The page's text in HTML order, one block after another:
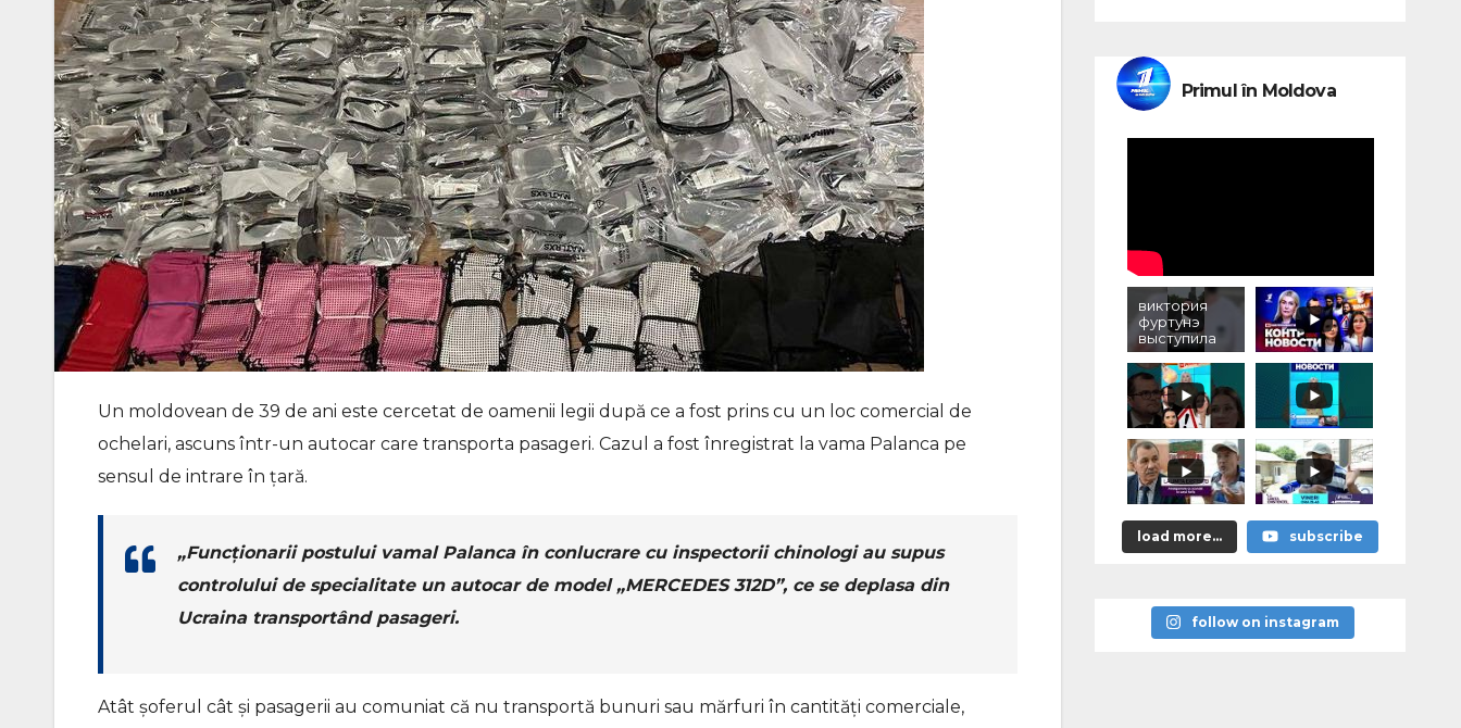
Un moldovean de 39 de ani este cercetat de oamenii legii după ce a fost prins cu un loc comercial de
ochelari, ascuns într-un autocar care transporta pasageri. Cazul a fost înregistrat la vama Palanca pe
sensul de intrare în țară.
„Funcționarii postului vamal Palanca în conlucrare cu inspectorii chinologi au supus
controlului de specialitate un autocar de model „MERCEDES 312D”, ce se deplasa din
Ucraina transportând pasageri.
Atât șoferul cât și pasagerii au comuniat că nu transportă bunuri sau mărfuri în cantități comerciale,
Primul în Moldova
виктория
фуртунэ
выступила
против
уничтожени
я
памятников
героям
победы над
нацизмом
load more... subscribe
follow on instagram